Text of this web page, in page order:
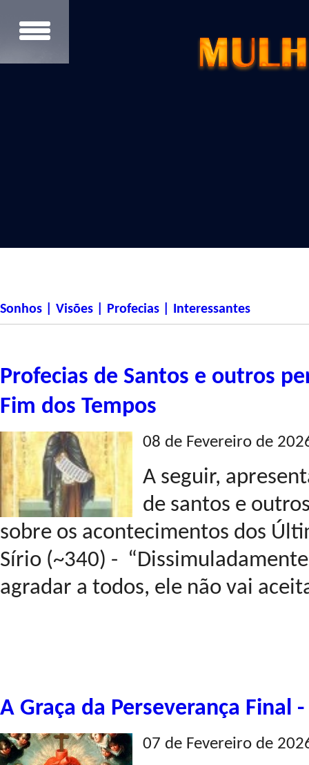
Sonhos | Visões | Profecias | Interessantes
Profecias de Santos e outros
Fim dos Tempos
08 de Fevereiro de
A seguir,
de santos e
sobre os acontecimentos dos
Sírio (~340) -
agradar a todos, ele não vai
A Graça da Perseverança Final
07 de Fevereiro de